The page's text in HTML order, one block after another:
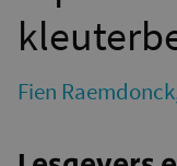
Fien